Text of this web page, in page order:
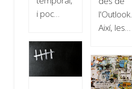
i poc…
l'Outlook.
Així, les…